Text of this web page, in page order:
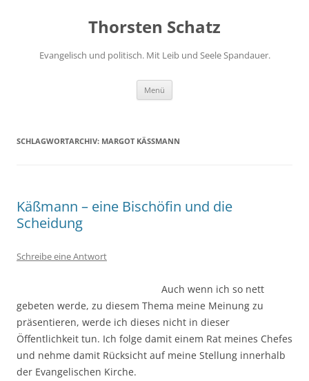
Thorsten Schatz
Evangelisch und politisch. Mit Leib und Seele Spandauer.
Menü
SCHLAGWORTARCHIV: MARGOT KÄSSMANN
Käßmann – eine Bischöfin und die
Scheidung
Schreibe eine Antwort
Auch wenn ich so nett
gebeten werde, zu diesem Thema meine Meinung zu
präsentieren, werde ich dieses nicht in dieser
Öffentlichkeit tun. Ich folge damit einem Rat meines Chefes
und nehme damit Rücksicht auf meine Stellung innerhalb
der Evangelischen Kirche.